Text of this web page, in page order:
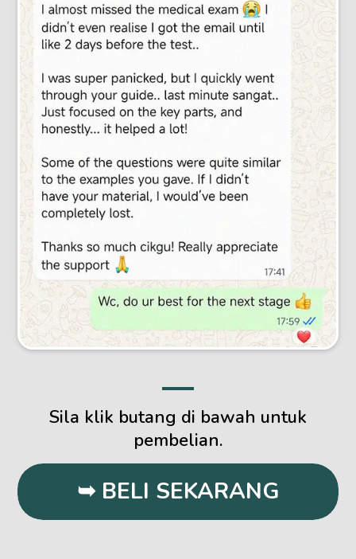
Sila klik butang di bawah untuk
pembelian.
➥ BELI SEKARANG